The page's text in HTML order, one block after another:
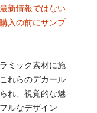
新情報ではない
入の前にサンプ
ミック素材に施
れらのデカール
れ、視覚的な魅
ルなデザイン